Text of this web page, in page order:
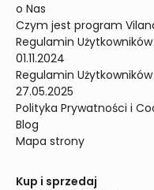
o Nas
Czym jest program
Regulamin
01.11.2024
Regulamin
27.05.2025
Polityka Prywatności i
Blog
Mapa strony
Kup i sprzedaj